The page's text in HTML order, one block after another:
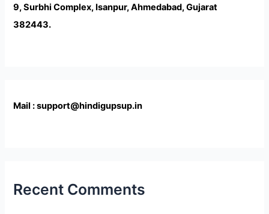
9, Surbhi Complex, Isanpur, Ahmedabad, Gujarat
382443.
Mail : support@hindigupsup.in
Recent Comments